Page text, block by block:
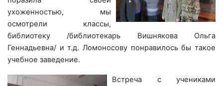
ухоженностью, мы
осмотрели классы,
библиотеку /библиотекарь Вишнякова Ольга
Геннадьевна/ и т.д. Ломоносову понравилось бы такое
учебное заведение.
Встреча с учениками